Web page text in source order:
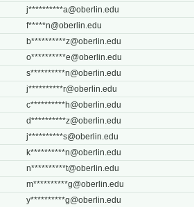
j**********a@oberlin.edu
f*****n@oberlin.edu
b**********z@oberlin.edu
o**********e@oberlin.edu
s**********n@oberlin.edu
j**********r@oberlin.edu
c**********h@oberlin.edu
d**********z@oberlin.edu
j**********s@oberlin.edu
k**********n@oberlin.edu
n**********t@oberlin.edu
m**********g@oberlin.edu
y**********g@oberlin.edu